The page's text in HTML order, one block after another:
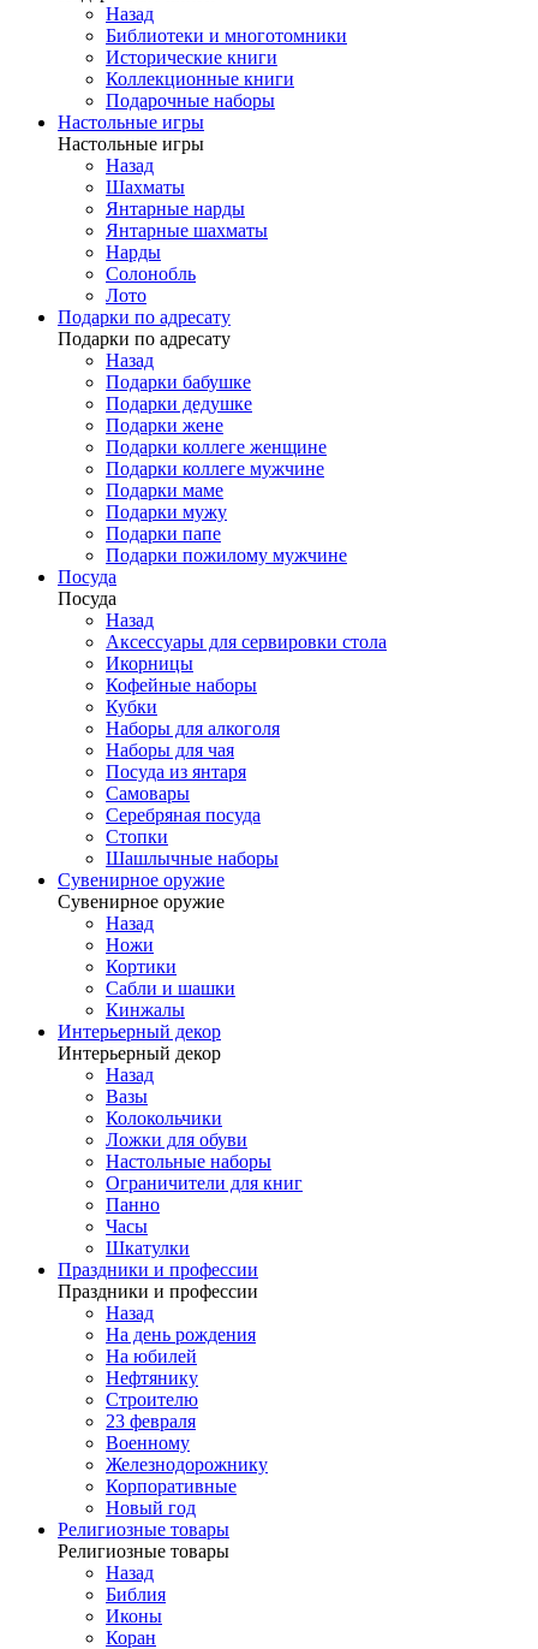
Назад
Библиотеки и многотомники
Исторические книги
Коллекционные книги
Подарочные наборы
Настольные игры
Настольные игры
Назад
Шахматы
Янтарные нарды
Янтарные шахматы
Нарды
Солонобль
Лото
Подарки по адресату
Подарки по адресату
Назад
Подарки бабушке
Подарки дедушке
Подарки жене
Подарки коллеге женщине
Подарки коллеге мужчине
Подарки маме
Подарки мужу
Подарки папе
Подарки пожилому мужчине
Посуда
Посуда
Назад
Аксессуары для сервировки стола
Икорницы
Кофейные наборы
Кубки
Наборы для алкоголя
Наборы для чая
Посуда из янтаря
Самовары
Серебряная посуда
Стопки
Шашлычные наборы
Сувенирное оружие
Сувенирное оружие
Назад
Ножи
Кортики
Сабли и шашки
Кинжалы
Интерьерный декор
Интерьерный декор
Назад
Вазы
Колокольчики
Ложки для обуви
Настольные наборы
Ограничители для книг
Панно
Часы
Шкатулки
Праздники и профессии
Праздники и профессии
Назад
На день рождения
На юбилей
Нефтянику
Строителю
23 февраля
Военному
Железнодорожнику
Корпоративные
Новый год
Религиозные товары
Религиозные товары
Назад
Библия
Иконы
Коран